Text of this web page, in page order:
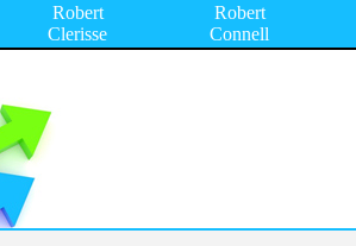
Robert
Clerisse
Robert
Connell